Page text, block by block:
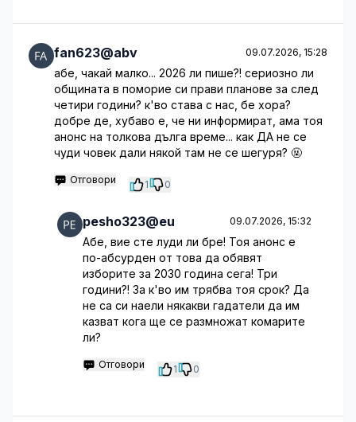
fan623@abv 09.07.2026, 15:28
абе, чакай малко... 2026 ли пише?! сериозно ли
общината в поморие си прави планове за след
четири години? к'во става с нас, бе хора?
добре де, хубаво е, че ни информират, ама тоя
анонс на толкова дълга време... как ДА не се
чуди човек дали някой там не се шегуря? 🤬
Отговори 1 0
pesho323@eu 09.07.2026, 15:32
Абе, вие сте луди ли бре! Тоя анонс е
по-абсурден от това да обявят
изборите за 2030 година сега! Три
години?! За к'во им трябва тоя срок? Да
не са си наели някакви гадатели да им
казват кога ще се размножат комарите
ли?
Отговори 1 0